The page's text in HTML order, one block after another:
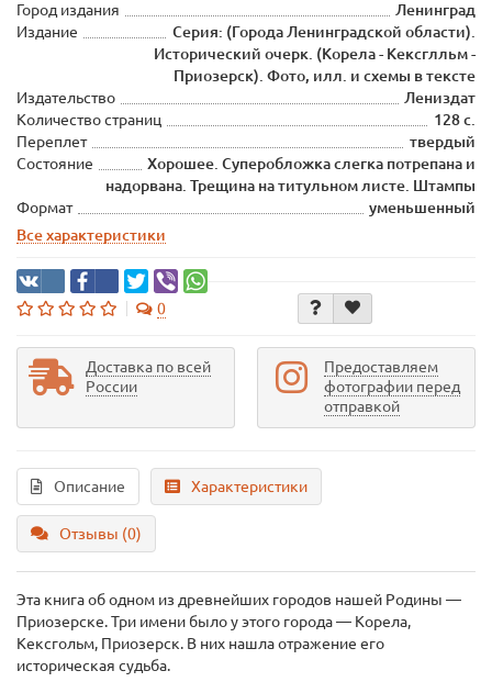
Город издания
Ленинград
Издание
Серия: (Города Ленинградской области).
Исторический очерк. (Корела - Кексглльм -
Приозерск). Фото, илл. и схемы в тексте
Издательство
Лениздат
Количество страниц
128 с.
Переплет
твердый
Состояние
Хорошее. Суперобложка слегка потрепана и
надорвана. Трещина на титульном листе. Штампы
Формат
уменьшенный
Все характеристики
0
Доставка по всей
России
Предоставляем
фотографии перед
отправкой
Описание Характеристики
Отзывы (0)
Эта книга об одном из древнейших городов нашей Родины —
Приозерске. Три имени было у этого города — Корела,
Кексгольм, Приозерск. В них нашла отражение его
историческая судьба.